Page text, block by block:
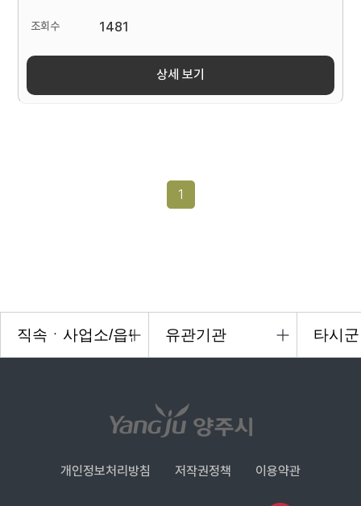
1481
상세 보기
1
개인정보처리방침 저작권정책 이용약관